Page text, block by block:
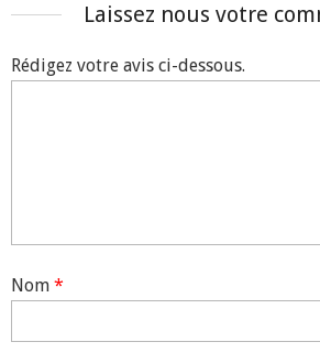
Laissez nous votre
Rédigez votre avis ci-dessous.
Nom *